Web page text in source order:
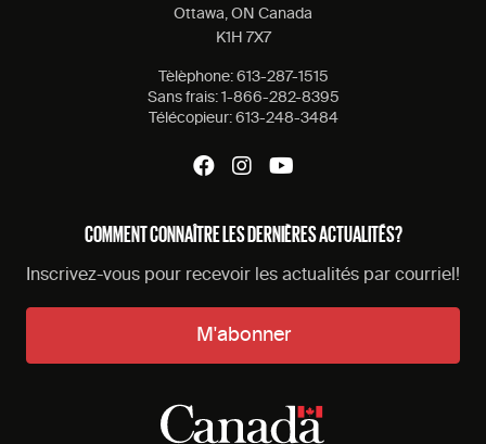
Ottawa, ON Canada
K1H 7X7
Tèlèphone: 613-287-1515
Sans frais: 1-866-282-8395
Télécopieur: 613-248-3484
COMMENT CONNAÎTRE LES DERNIÈRES ACTUALITÉS?
Inscrivez-vous pour recevoir les actualités par courriel!
M'abonner